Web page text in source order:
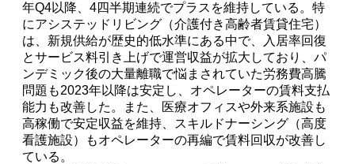
年Q4以降、4四半期連続でプラスを維持している。特
にアシステッドリビング（介護付き高齢者賃貸住宅）
は、新規供給が歴史的低水準にある中で、入居率回復
とサービス料引き上げで運営収益が拡大しており、パ
ンデミック後の大量離職で悩まされていた労務費高騰
問題も2023年以降は安定し、オペレーターの賃料支払
能力も改善した。また、医療オフィスや外来系施設も
高稼働で安定収益を維持、スキルドナーシング（高度
看護施設）もオペレーターの再編で賃料回収が改善し
ている。